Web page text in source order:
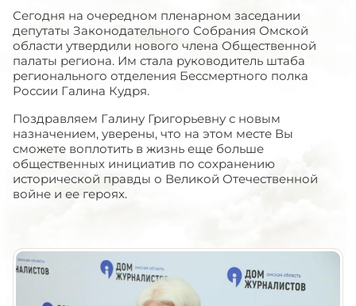
Сегодня на очередном пленарном заседании
депутаты Законодательного Собрания Омской
области утвердили нового члена Общественной
палаты региона. Им стала руководитель штаба
регионального отделения Бессмертного полка
России Галина Кудря.
Поздравляем Галину Григорьевну с новым
назначением, уверены, что на этом месте Вы
сможете воплотить в жизнь еще больше
общественных инициатив по сохранению
исторической правды о Великой Отечественной
войне и ее героях.